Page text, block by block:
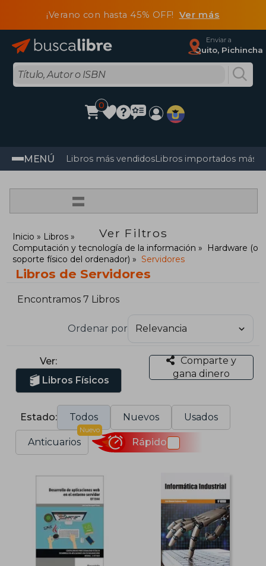
¡Verano con hasta 45% OFF! Ver más
Enviar a
Quito, Pichincha
0
MENÚ Libros más vendidosLibros importados más
=
Ver Filtros
Inicio
Libros
Computación y tecnología de la información
Hardware (o
soporte físico del ordenador)
Servidores
Libros de Servidores
Encontramos 7 Libros
Ordenar por
Ver:
Libros Físicos
Comparte y
gana dinero
Estado: Todos Nuevos Usados
Anticuarios
Nuevo
Rápido